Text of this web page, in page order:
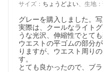
サイズ ： ちょうどよい、 生地 ：
グレーを購入しました。
実際は、クールなライト
うな光沢、伸縮性でとて
ウエストの平ゴムの部分
りますが、ウエスト周り
す。
とても良かったので、ブ